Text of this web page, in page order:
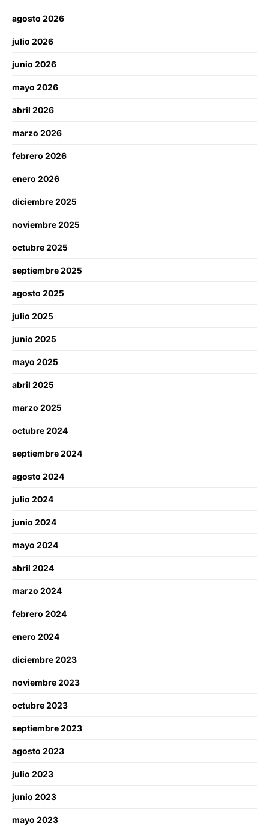
agosto 2026
julio 2026
junio 2026
mayo 2026
abril 2026
marzo 2026
febrero 2026
enero 2026
diciembre 2025
noviembre 2025
octubre 2025
septiembre 2025
agosto 2025
julio 2025
junio 2025
mayo 2025
abril 2025
marzo 2025
octubre 2024
septiembre 2024
agosto 2024
julio 2024
junio 2024
mayo 2024
abril 2024
marzo 2024
febrero 2024
enero 2024
diciembre 2023
noviembre 2023
octubre 2023
septiembre 2023
agosto 2023
julio 2023
junio 2023
mayo 2023